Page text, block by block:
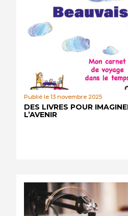
Publié le 13 novembre 2025
DES LIVRES POUR
L’AVENIR